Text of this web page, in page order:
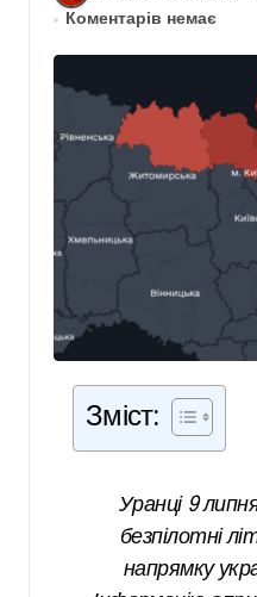
Коментарів немає
Зміст:
Уранці 9
безпілотні
напрямку